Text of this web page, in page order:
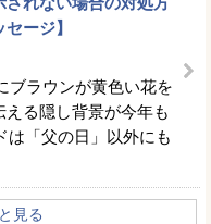
ージ】
ブラウンが黄色い花を
る隠し背景が今年も
は「父の日」以外にも
見る